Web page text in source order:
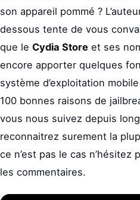
son appareil pommé ?
dessous tente de vous
que le Cydia Store et ses
encore apporter quelques
système d’exploitation
100 bonnes raisons de
vous nous suivez depuis
reconnaitrez surement la
ce n’est pas le cas n’hésitez
les commentaires.